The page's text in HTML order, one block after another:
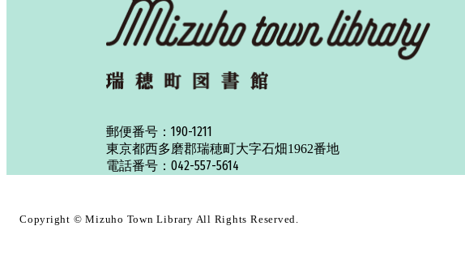
郵便番号： 190-1211
東京都西多磨郡瑞穂町大字石畑1962番地
電話番号： 042-557-5614
Copyright ©Mizuho Town Library All Rights Reserved.